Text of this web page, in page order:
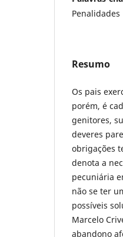
Penalidades
Resumo
Os pais
porém, é
genitores,
deveres
obrigações
denota a
pecuniária
não se ter
possíveis
Marcelo
abandono